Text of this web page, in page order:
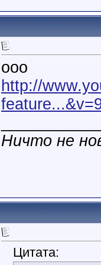
ооо
http://
Ничто не
Цитата: